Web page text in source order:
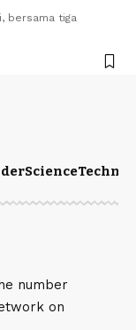
bersama tiga
Science
number
on